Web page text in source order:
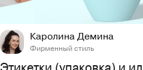
Каролина Демина
Фирменный стиль